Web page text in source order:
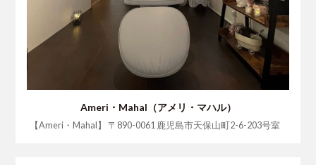
Ameri・Mahal（アメリ・マハル）
【Ameri・Mahal】 〒890-0061 鹿児島市天保山町2-6-203号室